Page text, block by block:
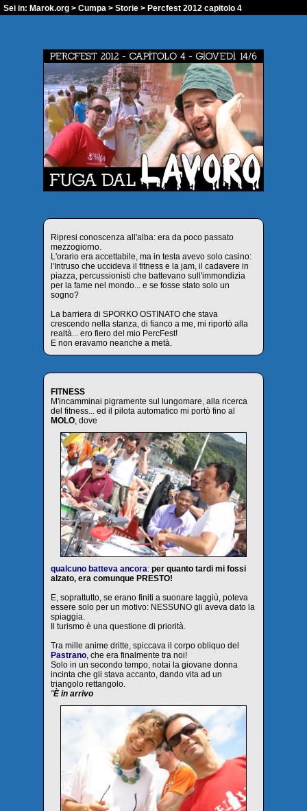
Sei in: Marok.org > Cumpa > Storie > Percfest 2012 capitolo 4
Ripresi conoscenza all'alba: era da poco passato
mezzogiorno.
L'orario era accettabile, ma in testa avevo solo casino:
l'Intruso che uccideva il fitness e la jam, il cadavere in
piazza, percussionisti che battevano sull'immondizia
per la fame nel mondo... e se fosse stato solo un
sogno?
La barriera di SPORKO OSTINATO che stava
crescendo nella stanza, di fianco a me, mi riportò alla
realtà... ero fiero del mio PercFest!
E non eravamo neanche a metà.
FITNESS
M'incamminai pigramente sul lungomare, alla ricerca
del fitness... ed il pilota automatico mi portò fino al
MOLO , dove
qualcuno batteva ancora: per quanto tardi mi fossi
alzato, era comunque PRESTO!
E, soprattutto, se erano finiti a suonare laggiù, poteva
essere solo per un motivo: NESSUNO gli aveva dato la
spiaggia.
Il turismo è una questione di priorità.
Tra mille anime dritte, spiccava il corpo obliquo del
Pastrano , che era finalmente tra noi!
Solo in un secondo tempo, notai la giovane donna
incinta che gli stava accanto, dando vita ad un
triangolo rettangolo.
"È in arrivo